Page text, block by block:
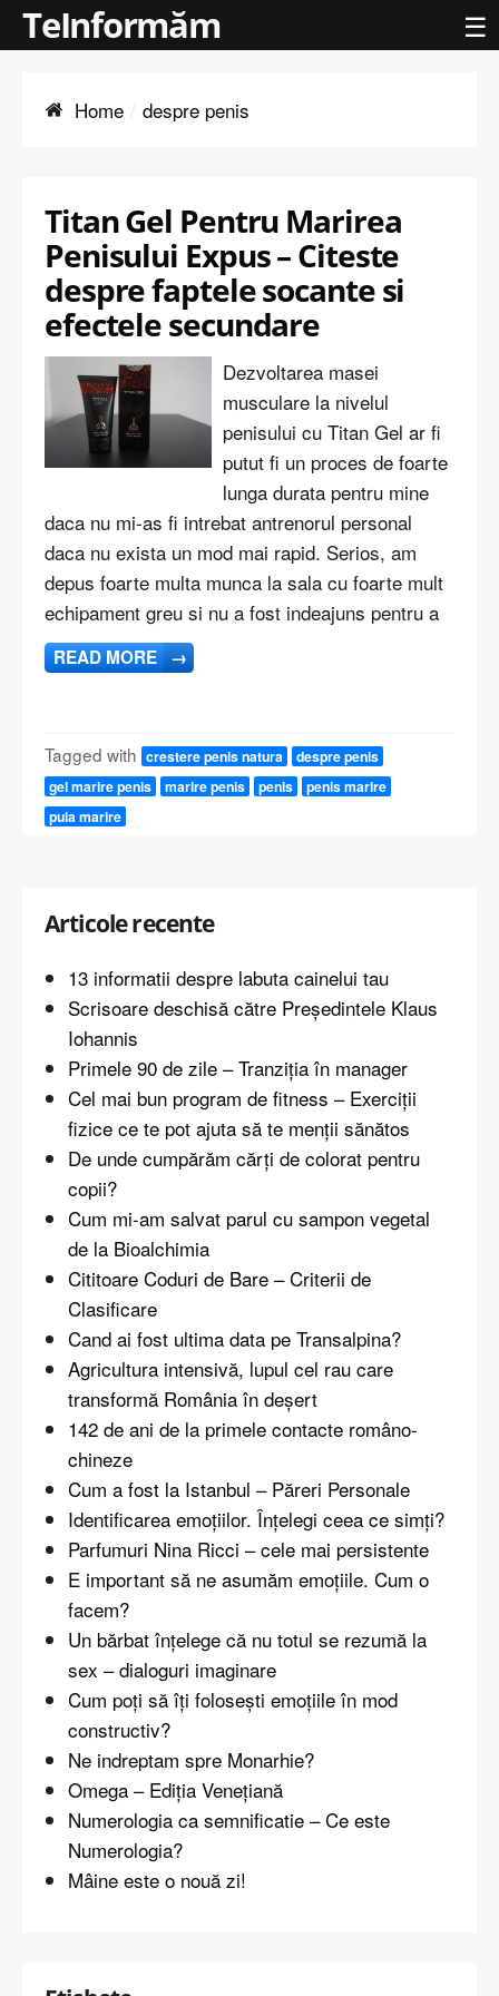
TeInformăm ☰
Home despre penis
Titan Gel Pentru Marirea
Penisului Expus – Citeste
despre faptele socante si
efectele secundare
Dezvoltarea masei
musculare la nivelul
penisului cu Titan Gel ar fi
putut fi un proces de foarte
lunga durata pentru mine
daca nu mi-as fi intrebat antrenorul personal
daca nu exista un mod mai rapid. Serios, am
depus foarte multa munca la sala cu foarte mult
echipament greu si nu a fost indeajuns pentru a
READ MORE →
Tagged with crestere penis natura
despre penis
gel marire penis
marire penis penis
penis marire
pula marire
Articole recente
13 informatii despre labuta cainelui tau
Scrisoare deschisă către Președintele Klaus
Iohannis
Primele 90 de zile – Tranziția în manager
Cel mai bun program de fitness – Exerciții
fizice ce te pot ajuta să te menții sănătos
De unde cumpărăm cărți de colorat pentru
copii?
Cum mi-am salvat parul cu sampon vegetal
de la Bioalchimia
Cititoare Coduri de Bare – Criterii de
Clasificare
Cand ai fost ultima data pe Transalpina?
Agricultura intensivă, lupul cel rau care
transformă România în deşert
142 de ani de la primele contacte româno-
chineze
Cum a fost la Istanbul – Păreri Personale
Identificarea emoțiilor. Înțelegi ceea ce simți?
Parfumuri Nina Ricci – cele mai persistente
E important să ne asumăm emoțiile. Cum o
facem?
Un bărbat înțelege că nu totul se rezumă la
sex – dialoguri imaginare
Cum poți să îți folosești emoțiile în mod
constructiv?
Ne indreptam spre Monarhie?
Omega – Ediția Venețiană
Numerologia ca semnificatie – Ce este
Numerologia?
Mâine este o nouă zi!